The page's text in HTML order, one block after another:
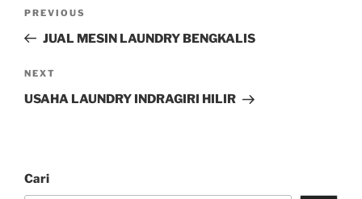
PREVIOUS
JUAL MESIN LAUNDRY BENGKALIS
NEXT
USAHA LAUNDRY INDRAGIRI HILIR
Cari